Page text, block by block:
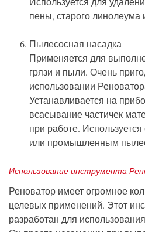
пены, старого линолеума
Пылесосная насадка
Применяется для
грязи и пыли. Очень
использовании
Устанавливается на
всасывание частичек
при работе.
или промышленным
Использование инструмента
Реноватор имеет огромное
целевых применений. Этот
разработан для